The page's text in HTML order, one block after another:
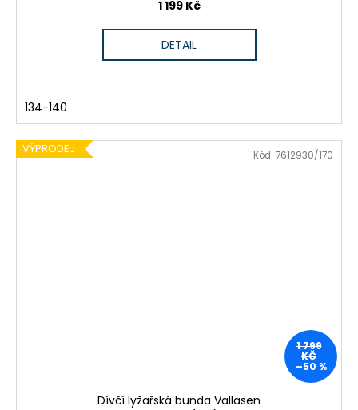
1 199 Kč
DETAIL
134-140
VÝPRODEJ
1 799
KČ
–50 %
Dívčí lyžařská bunda Vallasen
Kód: 7612930/170